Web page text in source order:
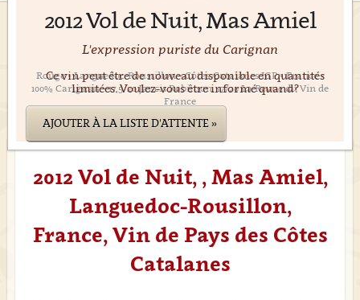
2012 Vol de Nuit, Mas Amiel
L'expression puriste du Carignan
Rouge • Languedoc-Roussillon • Côtes-Catalanes IGP • France •
100% Carignan • 17,5/20 Jancis Robinson, 17/20 La Revue du Vin de
France
Ce vin peut être de nouveau disponible en quantités
limitées. Voulez-vous être informé quand?
AJOUTER À LA LISTE D'ATTENTE »
2012 Vol de Nuit, , Mas Amiel,
Languedoc-Rousillon,
France, Vin de Pays des Côtes
Catalanes